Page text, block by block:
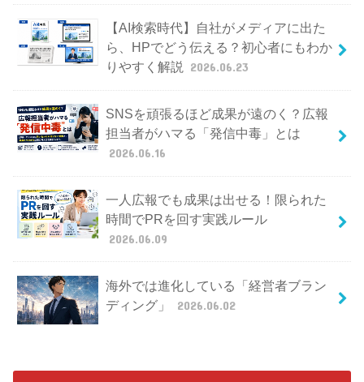
【AI検索時代】自社がメディアに出た
ら、HPでどう伝える？初心者にもわか
りやすく解説
2026.06.23
SNSを頑張るほど成果が遠のく？広報
担当者がハマる「発信中毒」とは
2026.06.16
一人広報でも成果は出せる！限られた
時間でPRを回す実践ルール
2026.06.09
海外では進化している「経営者ブラン
ディング」
2026.06.02